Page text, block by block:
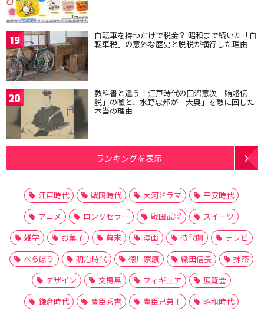
19 自転車を持つだけで税金？ 昭和まで続いた「自
転車税」の意外な歴史と脱税が横行した理由
20 教科書と違う！江戸時代の田沼意次「賄賂伝
説」の嘘と、水野忠邦が「大奥」を敵に回した
本当の理由
ランキングを表示
江戸時代 戦国時代 大河ドラマ
平安時代
アニメ
ロングセラー 戦国武将
スイーツ
雑学
お菓子 幕末 漫画 時代劇
テレビ
べらぼう
明治時代 徳川家康 織田信長
抹茶
デザイン
文房具 フィギュア
展覧会
鎌倉時代
豊臣秀吉 豊臣兄弟！
昭和時代